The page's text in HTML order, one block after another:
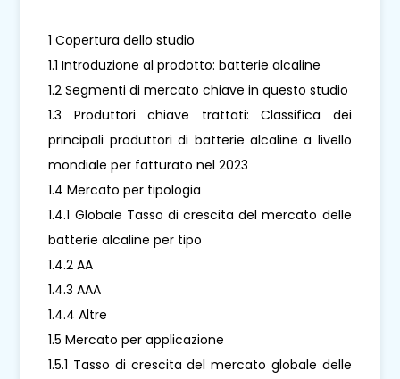
1 Copertura dello studio
1.1 Introduzione al prodotto: batterie alcaline
1.2 Segmenti di mercato chiave in questo studio
1.3 Produttori chiave trattati: Classifica dei
principali produttori di batterie alcaline a livello
mondiale per fatturato nel 2023
1.4 Mercato per tipologia
1.4.1 Globale Tasso di crescita del mercato delle
batterie alcaline per tipo
1.4.2 AA
1.4.3 AAA
1.4.4 Altre
1.5 Mercato per applicazione
1.5.1 Tasso di crescita del mercato globale delle